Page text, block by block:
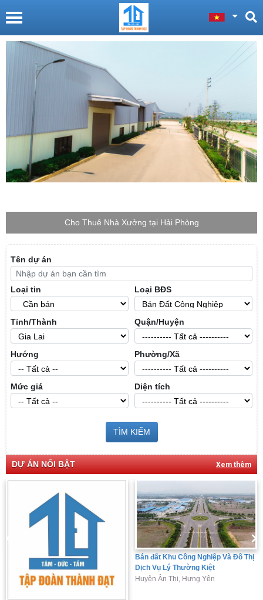
Cho Thuê Nhà Xưởng tại Hải Phòng
Tên dự án
Loại tin Loại BĐS
Tỉnh/Thành Quận/Huyện
Hướng Phường/Xã
Mức giá Diện tích
TÌM KIẾM
DỰ ÁN NỔI BẬT Xem thêm
Bán đất Khu Công Nghiệp Và Đô Thị
Dịch Vụ Lý Thường Kiệt
Huyện Ân Thi, Hưng Yên